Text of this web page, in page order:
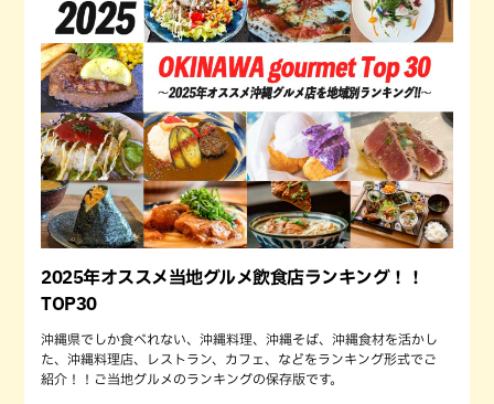
2025年オススメ当地グルメ飲食店ランキング！！
TOP30
沖縄県でしか食べれない、沖縄料理、沖縄そば、沖縄食材を活かし
た、沖縄料理店、レストラン、カフェ、などをランキング形式でご
紹介！！ご当地グルメのランキングの保存版です。